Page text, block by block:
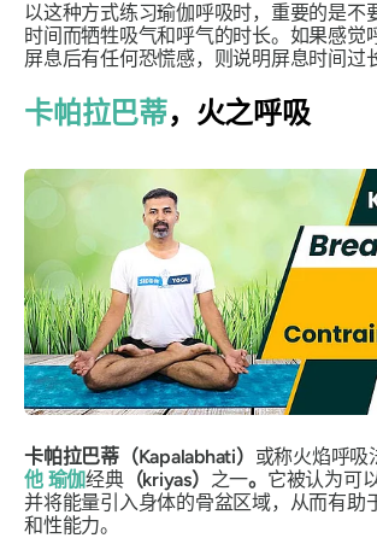
以这种方式练习瑜伽呼吸时，重要的是不
时间而牺牲吸气和呼气的时长。如果感觉
屏息后有任何恐慌感，则说明屏息时间过
卡帕拉巴蒂，火之呼吸
卡帕拉巴蒂（Kapalabhati） 或称火焰呼吸
他瑜伽经典（kriyas） 之一。 它被认为可
并将能量引入身体的骨盆区域，从而有助
和性能力。